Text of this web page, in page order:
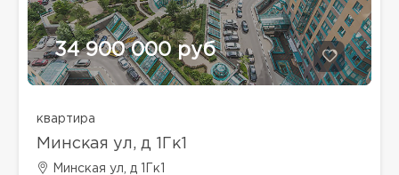
34 900 000 руб
квартира
Минская ул, д 1Гк1
Минская ул, д 1Гк1